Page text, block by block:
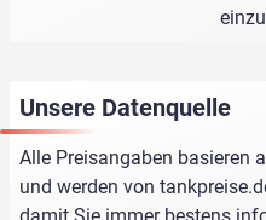
Unsere Datenquelle
Alle Preisangaben basieren
und werden von